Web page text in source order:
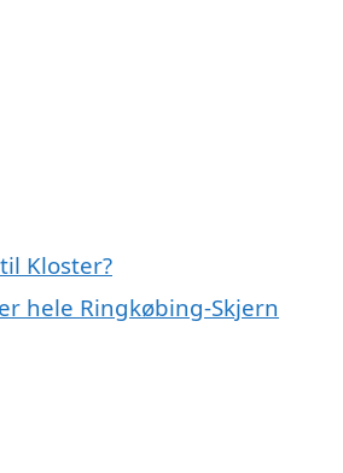
Kloster?
hele Ringkøbing-Skjern